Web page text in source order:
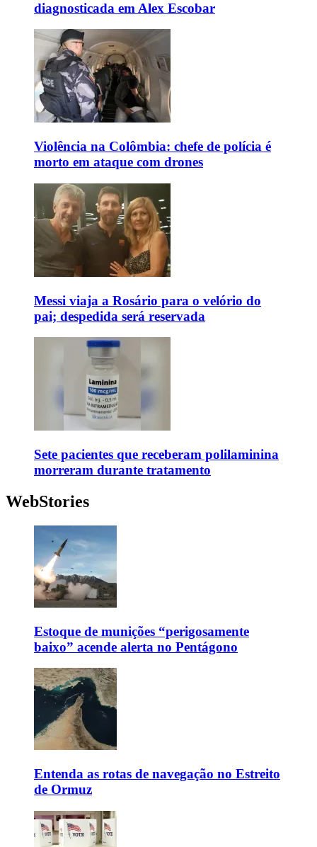
diagnosticada em Alex Escobar
Violência na Colômbia: chefe de polícia é
morto em ataque com drones
Messi viaja a Rosário para o velório do
pai; despedida será reservada
Sete pacientes que receberam polilaminina
morreram durante tratamento
WebStories
Estoque de munições “perigosamente
baixo” acende alerta no Pentágono
Entenda as rotas de navegação no Estreito
de Ormuz